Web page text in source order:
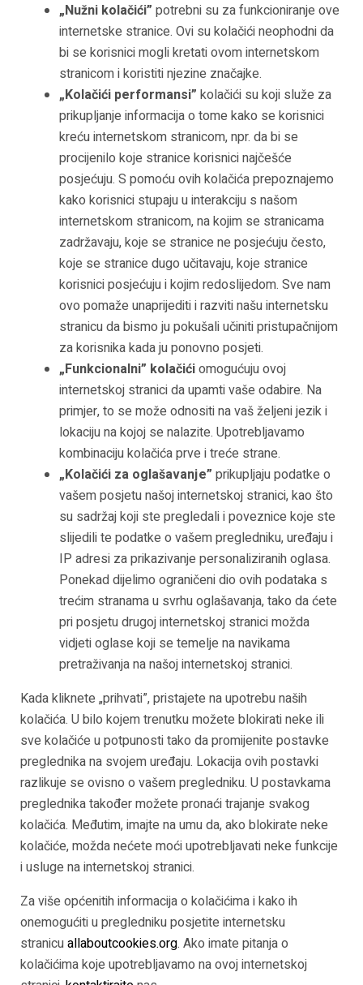
„Nužni kolačići” potrebni su za funkcioniranje ove
internetske stranice. Ovi su kolačići neophodni da
bi se korisnici mogli kretati ovom internetskom
stranicom i koristiti njezine značajke.
„Kolačići performansi” kolačići su koji služe za
prikupljanje informacija o tome kako se korisnici
kreću internetskom stranicom, npr. da bi se
procijenilo koje stranice korisnici najčešće
posjećuju. S pomoću ovih kolačića prepoznajemo
kako korisnici stupaju u interakciju s našom
internetskom stranicom, na kojim se stranicama
zadržavaju, koje se stranice ne posjećuju često,
koje se stranice dugo učitavaju, koje stranice
korisnici posjećuju i kojim redoslijedom. Sve nam
ovo pomaže unaprijediti i razviti našu internetsku
stranicu da bismo ju pokušali učiniti pristupačnijom
za korisnika kada ju ponovno posjeti.
„Funkcionalni” kolačićiomogućuju ovoj
internetskoj stranici da upamti vaše odabire. Na
primjer, to se može odnositi na vaš željeni jezik i
lokaciju na kojoj se nalazite. Upotrebljavamo
kombinaciju kolačića prve i treće strane.
„Kolačići za oglašavanje” prikupljaju podatke o
vašem posjetu našoj internetskoj stranici, kao što
su sadržaj koji ste pregledali i poveznice koje ste
slijedili te podatke o vašem pregledniku, uređaju i
IP adresi za prikazivanje personaliziranih oglasa.
Ponekad dijelimo ograničeni dio ovih podataka s
trećim stranama u svrhu oglašavanja, tako da ćete
pri posjetu drugoj internetskoj stranici možda
vidjeti oglase koji se temelje na navikama
pretraživanja na našoj internetskoj stranici.
Kada kliknete „prihvati”, pristajete na upotrebu naših
kolačića. U bilo kojem trenutku možete blokirati neke ili
sve kolačiće u potpunosti tako da promijenite postavke
preglednika na svojem uređaju. Lokacija ovih postavki
razlikuje se ovisno o vašem pregledniku. U postavkama
preglednika također možete pronaći trajanje svakog
kolačića. Međutim, imajte na umu da, ako blokirate neke
kolačiće, možda nećete moći upotrebljavati neke funkcije
i usluge na internetskoj stranici.
Za više općenitih informacija o kolačićima i kako ih
onemogućiti u pregledniku posjetite internetsku
stranicuallaboutcookies.org. Ako imate pitanja o
kolačićima koje upotrebljavamo na ovoj internetskoj